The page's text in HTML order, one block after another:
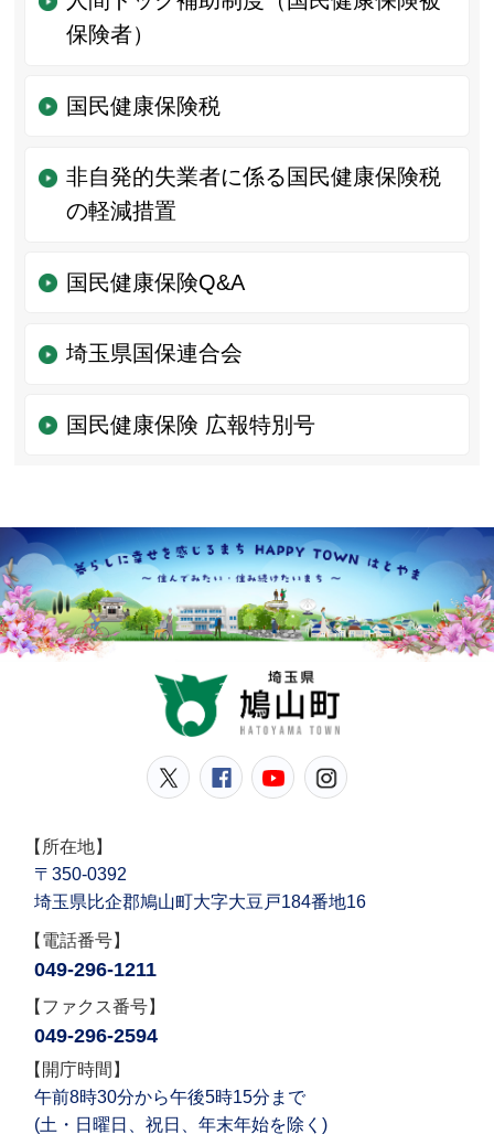
保険者）
国民健康保険税
非自発的失業者に係る国民健康保険税
の軽減措置
国民健康保険Q&A
埼玉県国保連合会
国民健康保険 広報特別号
鳩山町公式Twitter
鳩山町公式Facebook
鳩山町公式
【所在地】
〒350-0392
埼玉県比企郡鳩山町大字大豆戸184番地16
【電話番号】
049-296-1211
【ファクス番号】
049-296-2594
【開庁時間】
午前8時30分から午後5時15分まで
(土・日曜日、祝日、年末年始を除く)